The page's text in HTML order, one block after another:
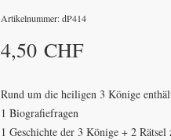
Artikelnummer: dP414
4,50 CHFPreis
Rund um die heiligen 3 Könige
1 Biografiefragen
1 Geschichte der 3 Könige + 2 Rätsel